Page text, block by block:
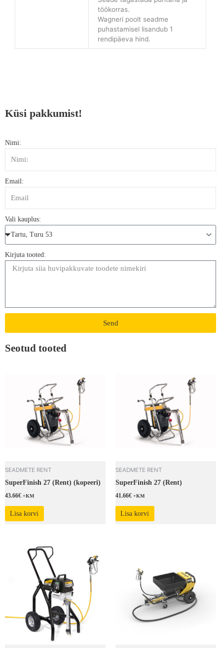
töökorras.
Wagneri poolt seadme
puhastamisel lisandub 1
rendipäeva hind.
Küsi pakkumist!
Nimi:
Email:
Vali kauplus:
Kirjuta tooted:
Send
Seotud tooted
SEADMETE RENT
SuperFinish 27 (Rent) (kopeeri)
43.66€ +KM
Lisa korvi
SEADMETE RENT
SuperFinish 27 (Rent)
41.66€ +KM
Lisa korvi